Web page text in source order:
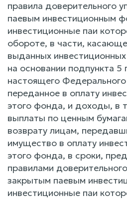
правила доверительного
паевым инвестиционным
инвестиционные паи
обороте, в части,
выданных
на основании подпункта 5
настоящего
переданное в оплату
этого фонда, и доходы, в
выплаты по ценным
возврату лицам,
имущество в оплату
этого фонда, в сроки,
правилами
закрытым паевым
инвестиционные паи